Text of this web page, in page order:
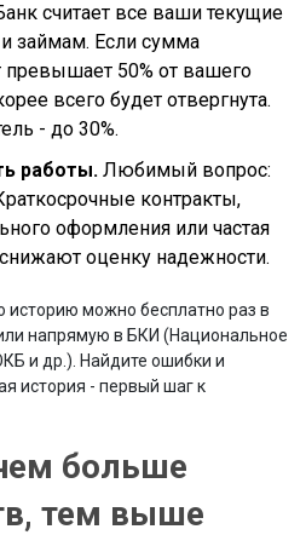
считает все ваши текущие
займам. Если сумма
50% от вашего
всего будет отвергнута.
- до 30%.
работы. Любимый вопрос:
контракты,
оформления или частая
оценку надежности.
историю можно бесплатно раз в
напрямую в БКИ (Национальное
и др.). Найдите ошибки и
история - первый шаг к
больше
тем выше